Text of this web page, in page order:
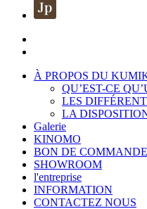
À PROPOS DU
QU’EST-CE
LES
LA
Galerie
KINOMO
BON DE COMMANDE
SHOWROOM
l'entreprise
INFORMATION
CONTACTEZ NOUS